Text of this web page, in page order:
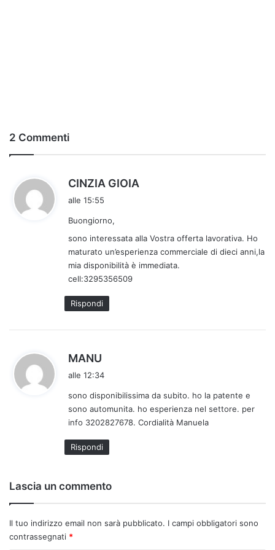
2 Commenti
CINZIA GIOIA
t
t
o
alle 15:55
Buongiorno,
sono interessata alla Vostra offerta lavorativa. Ho
maturato un’esperienza commerciale di dieci anni,la
mia disponibilità è immediata.
cell:3295356509
Rispondi
MANU
e
t
t
o
:
alle 12:34
sono disponibilissima da subito. ho la patente e
sono automunita. ho esperienza nel settore. per
info 3202827678. Cordialità Manuela
Rispondi
Lascia un commento
Il tuo indirizzo email non sarà pubblicato. I campi obbligatori sono
contrassegnati *